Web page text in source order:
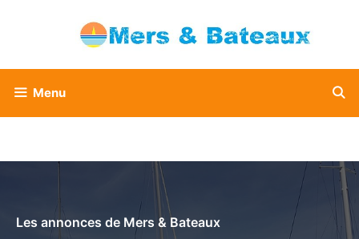
Menu
Les annonces de Mers & Bateaux